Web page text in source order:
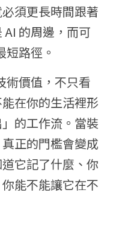
須更長時間跟著
的周邊，而可
短路徑。
術價值，不只看
在你的生活裡形
的工作流。當裝
正的門檻會變成
它記了什麼、你
能不能讓它在不